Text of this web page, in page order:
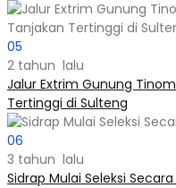
05
2 tahun lalu
Jalur Extrim Gunung
Tertinggi di Sulteng
06
3 tahun lalu
Sidrap Mulai Seleksi